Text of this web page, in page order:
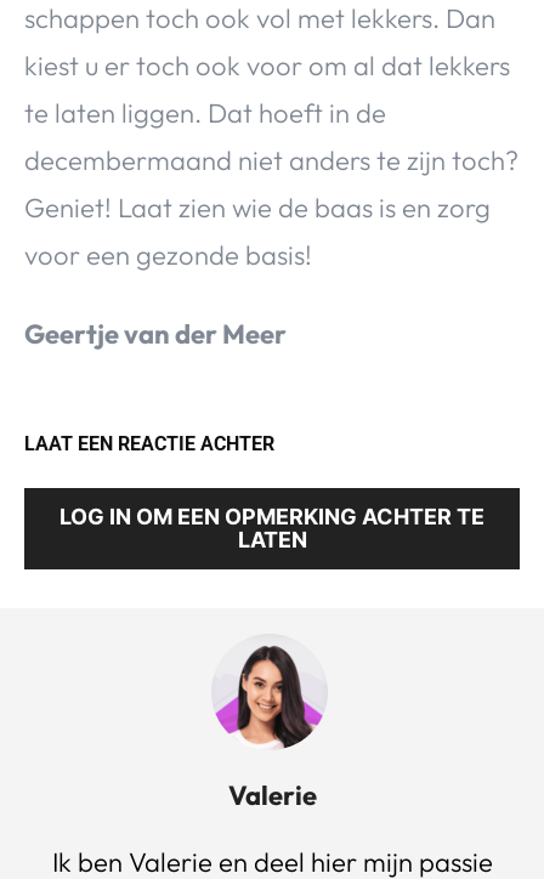
schappen toch ook vol met lekkers. Dan
kiest u er toch ook voor om al dat lekkers
te laten liggen. Dat hoeft in de
decembermaand niet anders te zijn toch?
Geniet! Laat zien wie de baas is en zorg
voor een gezonde basis!
Geertje van der Meer
LAAT EEN REACTIE ACHTER
LOG IN OM EEN OPMERKING ACHTER TE
LATEN
Valerie
Ik ben Valerie en deel hier mijn passie